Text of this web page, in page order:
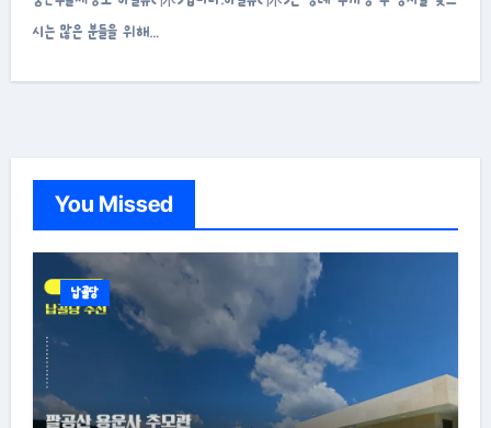
시는 많은 분들을 위해…
You Missed
납골당